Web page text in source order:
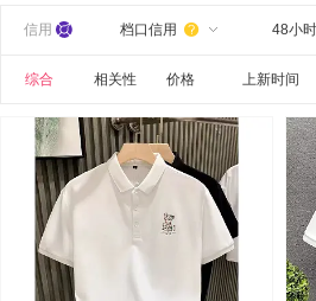
信用 档口信用  48小
综合 相关性 价格 上新时间